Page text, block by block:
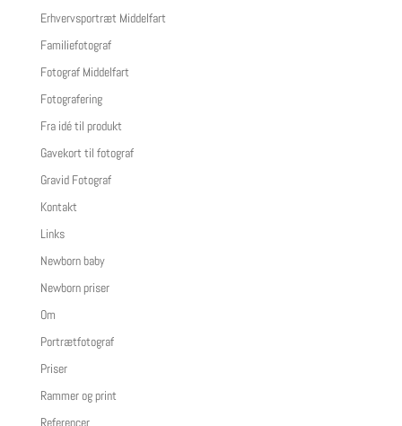
Erhvervsportræt Middelfart
Familiefotograf
Fotograf Middelfart
Fotografering
Fra idé til produkt
Gavekort til fotograf
Gravid Fotograf
Kontakt
Links
Newborn baby
Newborn priser
Om
Portrætfotograf
Priser
Rammer og print
Referencer